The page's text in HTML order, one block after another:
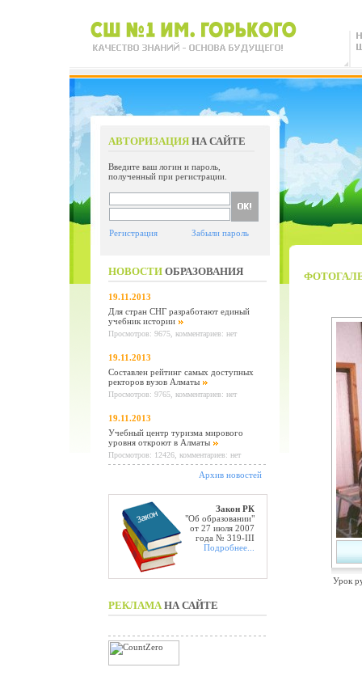
АВТОРИЗАЦИЯ НА САЙТЕ
Введите ваш логин и пароль,
полученный при регистрации.
Регистрация Забыли пароль
НОВОСТИ ОБРАЗОВАНИЯ
19.11.2013
Для стран СНГ разработают единый
учебник истории
Просмотров: 9675, комментариев: нет
19.11.2013
Составлен рейтинг самых доступных
ректоров вузов Алматы
Просмотров: 9765, комментариев: нет
19.11.2013
Учебный центр туризма мирового
уровня откроют в Алматы
Просмотров: 12426, комментариев: нет
Архив новостей
Закон РК
"Об образовании"
от 27 июля 2007
года № 319-III
Подробнее...
РЕКЛАМАНА САЙТЕ
Урок